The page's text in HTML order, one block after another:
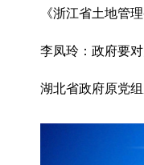
《浙江省土地管
李凤玲：政府要
湖北省政府原党